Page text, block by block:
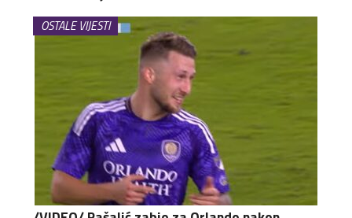
OSTALE VIJESTI